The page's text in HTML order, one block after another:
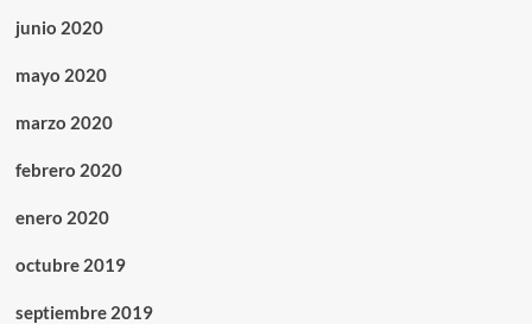
junio 2020
mayo 2020
marzo 2020
febrero 2020
enero 2020
octubre 2019
septiembre 2019